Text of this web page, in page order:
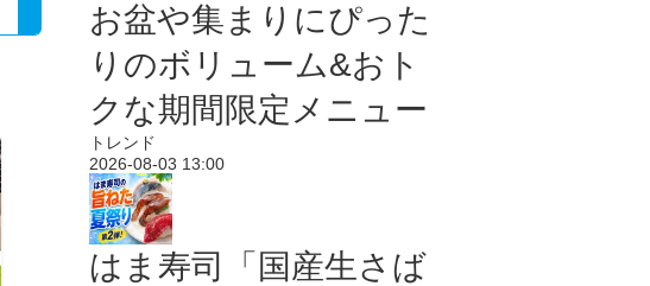
お盆や集まりにぴった
りのボリューム&おト
クな期間限定メニュー
トレンド
2026-08-03 13:00
はま寿司「国産生さば